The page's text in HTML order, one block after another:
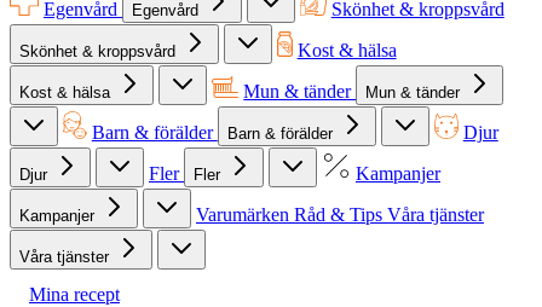
Egenvård
Egenvård Skönhet & kroppsvård
Skönhet & kroppsvård Kost & hälsa
Kost & hälsa Mun & tänder Mun & tänder
Barn & förälder Barn & förälder Djur
Djur Fler Fler Kampanjer
Kampanjer Varumärken Råd & Tips Våra tjänster
Våra tjänster
Mina recept